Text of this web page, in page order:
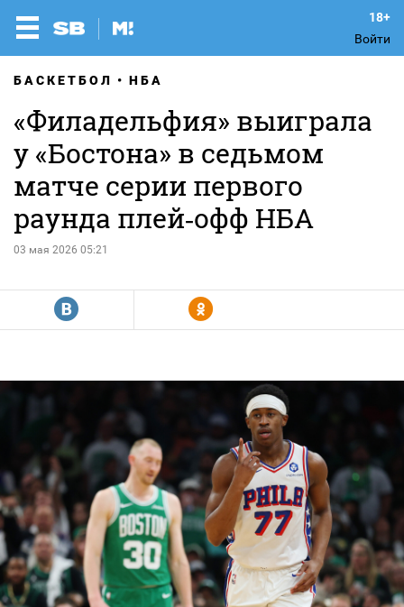
Войти
БАСКЕТБОЛ НБА
«Филадельфия» выиграла
у «Бостона» в седьмом
матче серии первого
раунда плей‑офф НБА
03 мая 2026 05:21
R Y